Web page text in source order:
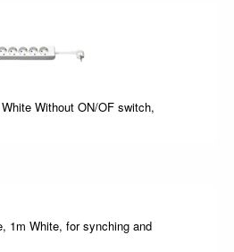
Without ON/OF switch,
1m White, for synching and